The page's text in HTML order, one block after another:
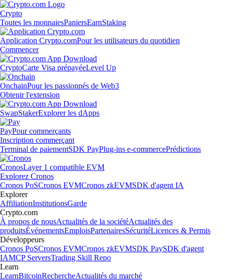
Crypto
Toutes les monnaiesPaniersEarnStaking
Application Crypto.comPour les utilisateurs du quotidien
Commencer
CryptoCarte Visa prépayéeLevel Up
OnchainPour les passionnés de Web3
Obtenir l'extension
SwapStakerExplorer les dApps
PayPour commerçants
Inscription commerçant
Terminal de paiementSDK PayPlug-ins e-commercePrédictions
CronosLayer 1 compatible EVM
Explorez Cronos
Cronos PoSCronos EVMCronos zkEVMSDK d'agent IA
Explorer
AffiliationInstitutionsGarde
Crypto.com
À propos de nousActualités de la sociétéActualités des
produitsÉvénementsEmploisPartenairesSécuritéLicences & Permis
Développeurs
Cronos PoSCronos EVMCronos zkEVMSDK PaySDK d'agent
IAMCP ServersTrading Skill Repo
Learn
LearnBitcoinRechercheActualités du marché